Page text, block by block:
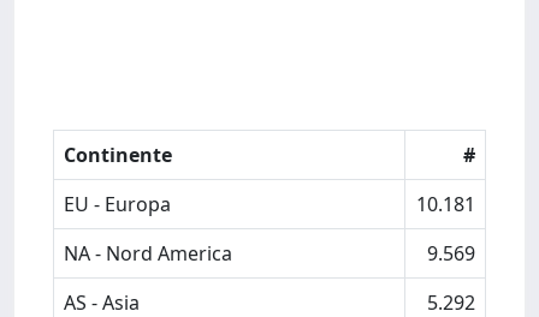
Continente
#
EU - Europa
10.181
NA - Nord America
9.569
AS - Asia
5.292